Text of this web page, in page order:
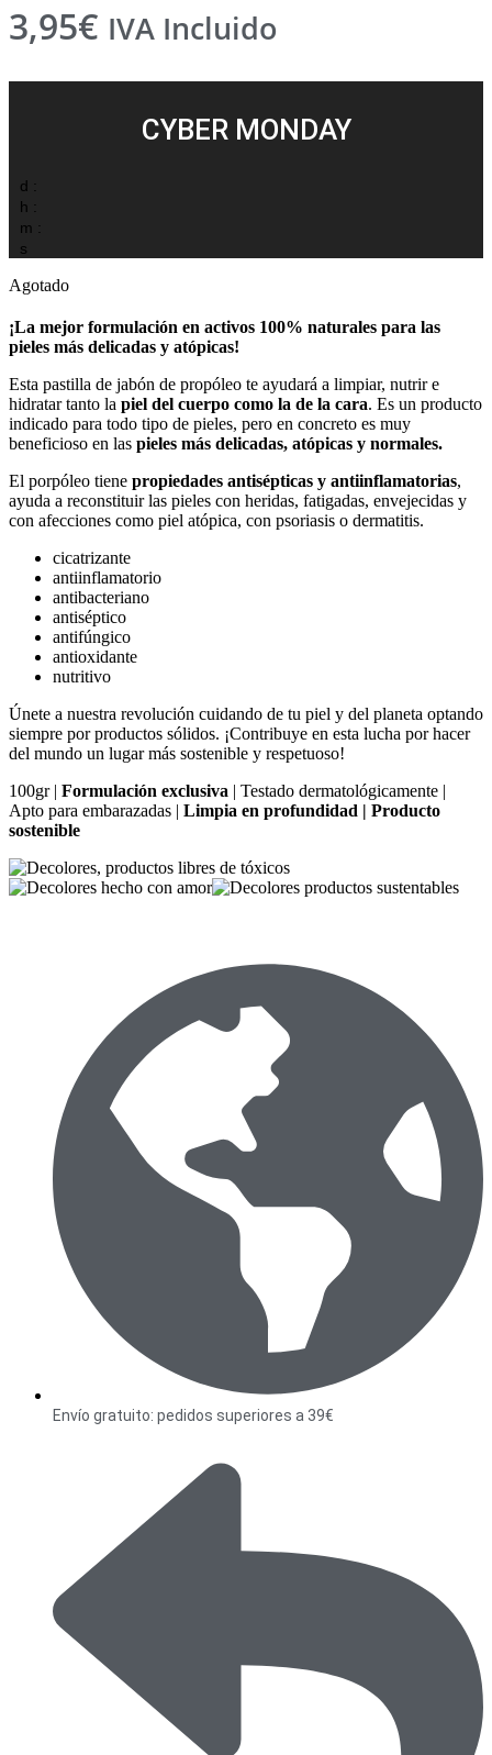
3,95€ IVA Incluido
CYBER MONDAY
d :
h :
m :
s
Agotado
¡La mejor formulación en activos 100% naturales para las
pieles más delicadas y atópicas!
Esta pastilla de jabón de propóleo te ayudará a limpiar, nutrir e
hidratar tanto la piel del cuerpo como la de la cara. Es un producto
indicado para todo tipo de pieles, pero en concreto es muy
beneficioso en las pieles más delicadas, atópicas y normales.
El porpóleo tiene propiedades antisépticas y antiinflamatorias,
ayuda a reconstituir las pieles con heridas, fatigadas, envejecidas y
con afecciones como piel atópica, con psoriasis o dermatitis.
cicatrizante
antiinflamatorio
antibacteriano
antiséptico
antifúngico
antioxidante
nutritivo
Únete a nuestra revolución cuidando de tu piel y del planeta optando
siempre por productos sólidos. ¡Contribuye en esta lucha por hacer
del mundo un lugar más sostenible y respetuoso!
100gr | Formulación exclusiva | Testado dermatológicamente |
Apto para embarazadas | Limpia en profundidad | Producto
sostenible
Envío gratuito: pedidos superiores a 39€